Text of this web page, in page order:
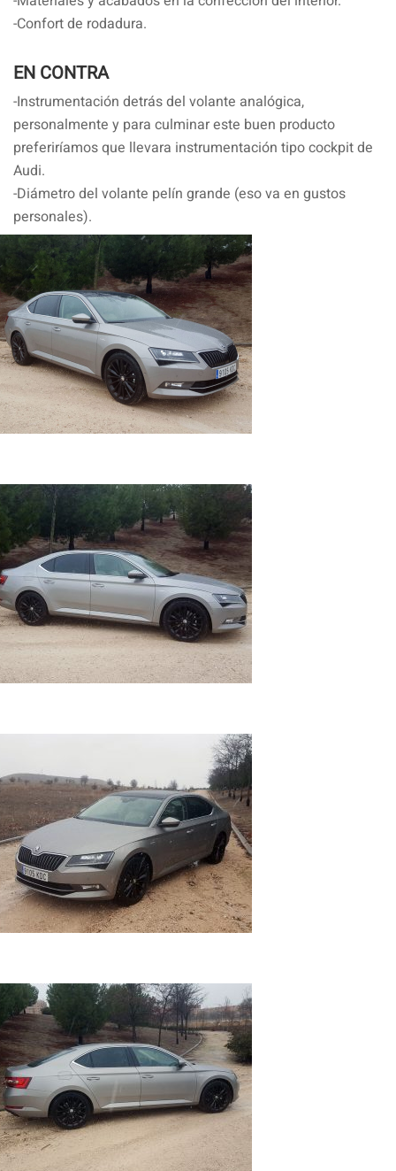
-Confort de rodadura.
EN CONTRA
-Instrumentación detrás del volante analógica,
personalmente y para culminar este buen producto
preferiríamos que llevara instrumentación tipo cockpit de
Audi.
-Diámetro del volante pelín grande (eso va en gustos
personales).